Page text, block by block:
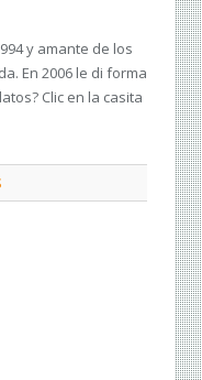
y amante de los
En 2006 le di forma
Clic en la casita